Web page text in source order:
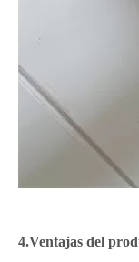
4.Ventajas del